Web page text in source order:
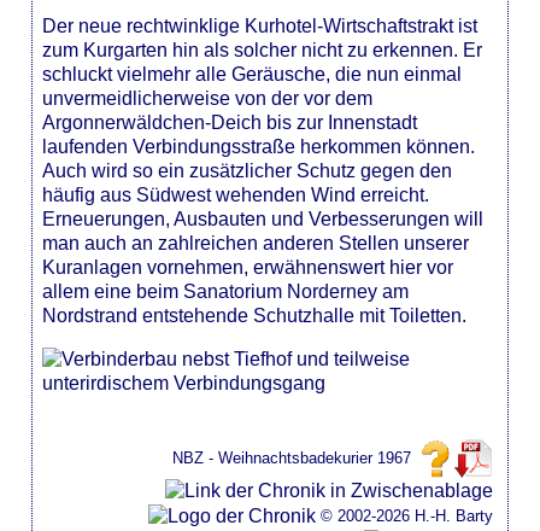
Der neue rechtwinklige Kurhotel-Wirtschaftstrakt ist
zum Kurgarten hin als solcher nicht zu erkennen. Er
schluckt vielmehr alle Geräusche, die nun einmal
unvermeidlicherweise von der vor dem
Argonnerwäldchen-Deich bis zur Innenstadt
laufenden Verbindungsstraße herkommen können.
Auch wird so ein zusätzlicher Schutz gegen den
häufig aus Südwest wehenden Wind erreicht.
Erneuerungen, Ausbauten und Verbesserungen will
man auch an zahlreichen anderen Stellen unserer
Kuranlagen vornehmen, erwähnenswert hier vor
allem eine beim Sanatorium Norderney am
Nordstrand entstehende Schutzhalle mit Toiletten.
NBZ - Weihnachtsbadekurier 1967
© 2002-2026 H.-H. Barty